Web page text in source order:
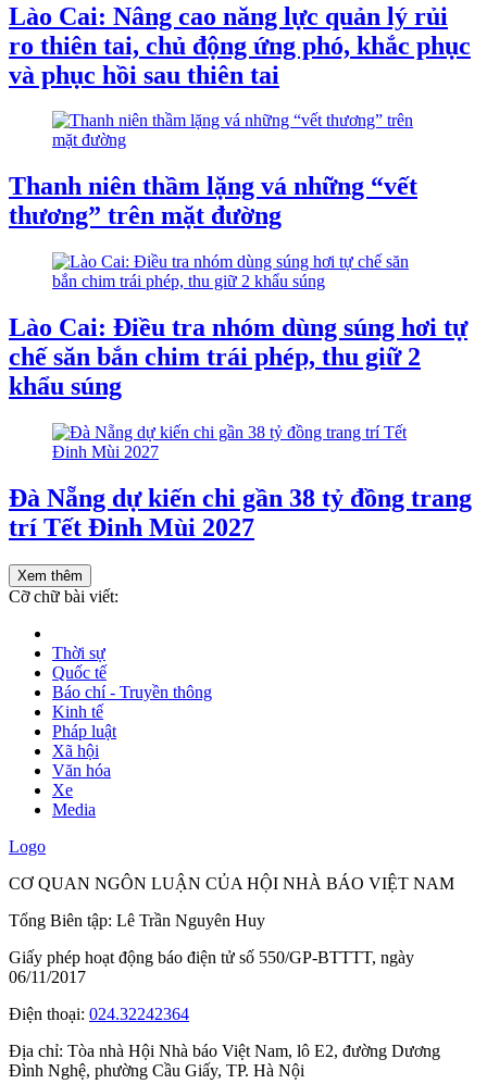
Lào Cai: Nâng cao năng lực quản lý rủi
ro thiên tai, chủ động ứng phó, khắc phục
và phục hồi sau thiên tai
Thanh niên thầm lặng vá những “vết
thương” trên mặt đường
Lào Cai: Điều tra nhóm dùng súng hơi tự
chế săn bắn chim trái phép, thu giữ 2
khẩu súng
Đà Nẵng dự kiến chi gần 38 tỷ đồng trang
trí Tết Đinh Mùi 2027
Xem thêm
Cỡ chữ bài viết:
Thời sự
Quốc tế
Báo chí - Truyền thông
Kinh tế
Pháp luật
Xã hội
Văn hóa
Xe
Media
Logo
CƠ QUAN NGÔN LUẬN CỦA HỘI NHÀ BÁO VIỆT NAM
Tổng Biên tập: Lê Trần Nguyên Huy
Giấy phép hoạt động báo điện tử số 550/GP-BTTTT, ngày
06/11/2017
Điện thoại: 024.32242364
Địa chỉ: Tòa nhà Hội Nhà báo Việt Nam, lô E2, đường Dương
Đình Nghệ, phường Cầu Giấy, TP. Hà Nội